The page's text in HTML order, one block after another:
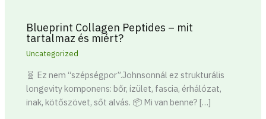
Blueprint Collagen Peptides – mit
tartalmaz és miért?
Uncategorized
🧬 Ez nem “szépségpor”.Johnsonnál ez strukturális
longevity komponens: bőr, ízület, fascia, érhálózat,
inak, kötőszövet, sőt alvás. 📦 Mi van benne? […]